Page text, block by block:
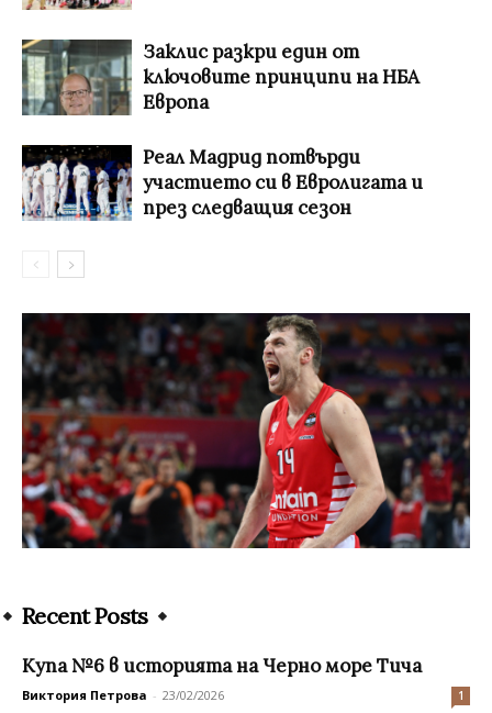
Заклис разкри един от
ключовите принципи на НБА
Европа
Реал Мадрид потвърди
участието си в Евролигата и
през следващия сезон
Recent Posts
Купа №6 в историята на Черно море Тича
Виктория Петрова - 23/02/2026 1